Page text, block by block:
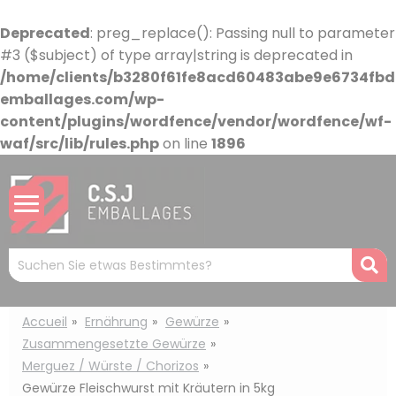
Deprecated: preg_replace(): Passing null to parameter
#3 ($subject) of type array|string is deprecated in
/home/clients/
emballages.com/wp-
content/plugins/wordfence/vendor/wordfence/wf-
waf/src/lib/rules.phpon line 1896
Mots
clés
:
Accueil Ernährung
Gewürze
Zusammengesetzte Gewürze
Merguez / Würste / Chorizos
Gewürze Fleischwurst mit Kräutern in 5kg